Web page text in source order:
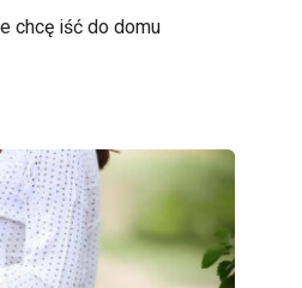
chcę iść do domu